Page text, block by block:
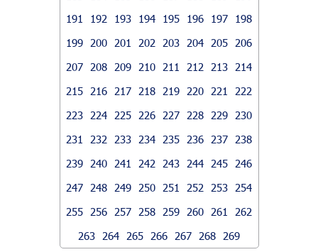
191
192 193 194 195 196 197
198
199
200 201 202 203 204 205
206
207
208 209 210 211 212 213
214
215
216 217 218 219 220 221
222
223
224 225 226 227 228 229
230
231
232 233 234 235 236 237
238
239
240 241 242 243 244 245
246
247
248 249 250 251 252 253
254
255
256 257 258 259 260 261
262
263
264 265 266 267 268 269